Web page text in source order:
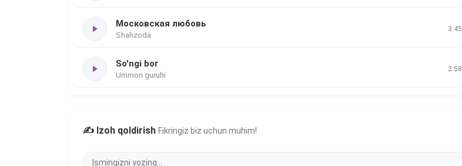
Московская любовь
Shahzoda
3:45
So'ngi bor
Ummon guruhi
2:58
✍️ Izoh qoldirish Fikringiz biz uchun muhim!